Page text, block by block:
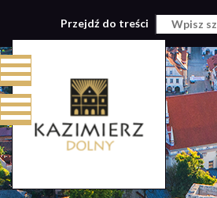
Przejdź do treści